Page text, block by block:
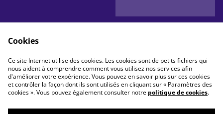
25,44 €
AUTRES VARIANTES DISPONIBLES
Cookies
Ce site Internet utilise des cookies. Les cookies sont de petits fichiers qui
nous aident à comprendre comment vous utilisez nos services afin
d'améliorer votre expérience. Vous pouvez en savoir plus sur ces cookies
et contrôler la façon dont ils sont utilisés en cliquant sur « Paramètres des
cookies ». Vous pouvez également consulter notre politique de cookies.